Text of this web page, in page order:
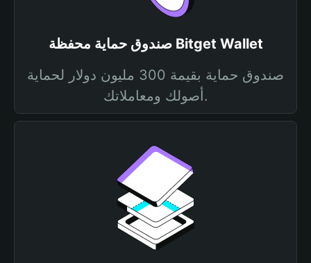
صندوق حماية محفظة Bitget Wallet
صندوق حماية بقيمة 300 مليون دولار لحماية
أصولك ومعاملاتك.